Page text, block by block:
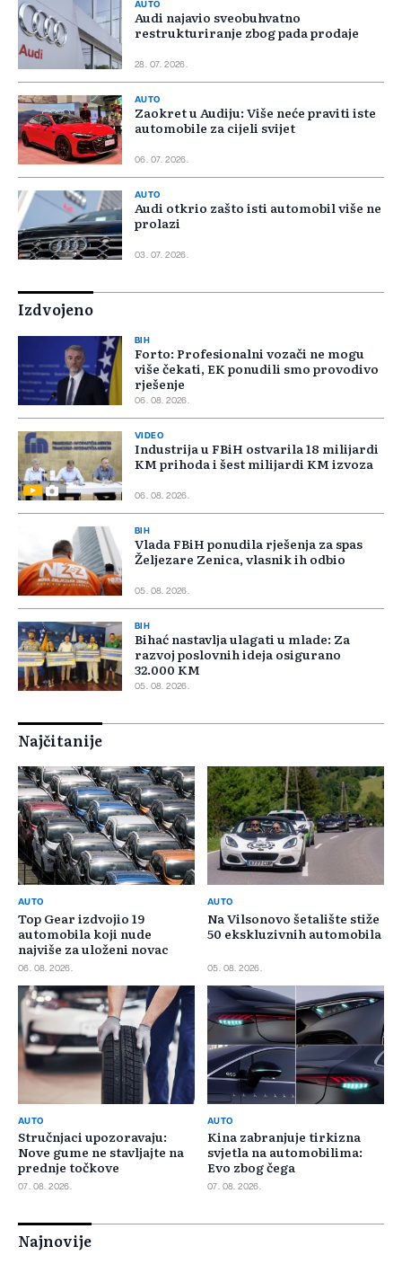
AUTO
Audi najavio sveobuhvatno
restrukturiranje zbog pada prodaje
28. 07. 2026.
AUTO
Zaokret u Audiju: Više neće praviti iste
automobile za cijeli svijet
06. 07. 2026.
AUTO
Audi otkrio zašto isti automobil više ne
prolazi
03. 07. 2026.
Izdvojeno
BIH
Forto: Profesionalni vozači ne mogu
više čekati, EK ponudili smo provodivo
rješenje
06. 08. 2026.
VIDEO
Industrija u FBiH ostvarila 18 milijardi
KM prihoda i šest milijardi KM izvoza
06. 08. 2026.
BIH
Vlada FBiH ponudila rješenja za spas
Željezare Zenica, vlasnik ih odbio
05. 08. 2026.
BIH
Bihać nastavlja ulagati u mlade: Za
razvoj poslovnih ideja osigurano
32.000 KM
05. 08. 2026.
Najčitanije
AUTO
Top Gear izdvojio 19
automobila koji nude
najviše za uloženi novac
06. 08. 2026.
AUTO
Na Vilsonovo šetalište stiže
50 ekskluzivnih automobila
05. 08. 2026.
AUTO
Stručnjaci upozoravaju:
Nove gume ne stavljajte na
prednje točkove
07. 08. 2026.
AUTO
Kina zabranjuje tirkizna
svjetla na automobilima:
Evo zbog čega
07. 08. 2026.
Najnovije